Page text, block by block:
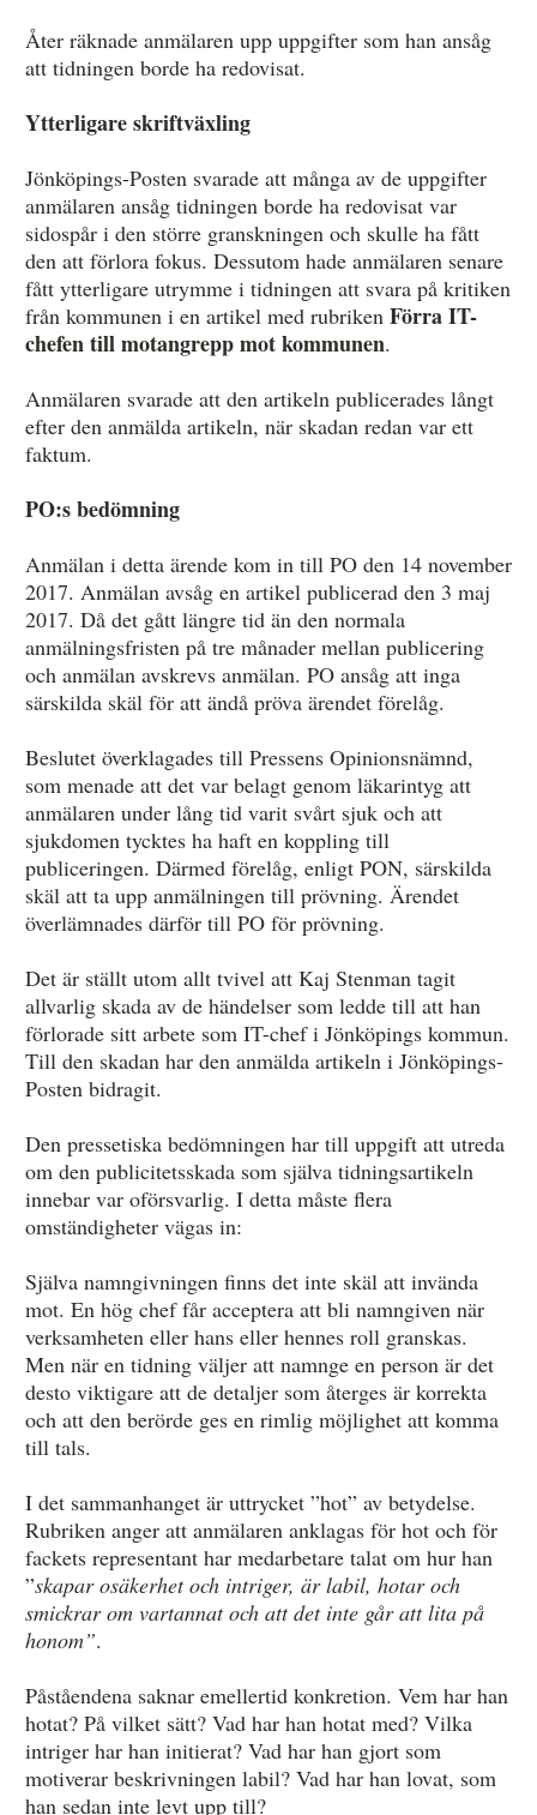
Åter räknade anmälaren upp uppgifter som han ansåg
att tidningen borde ha redovisat.
Ytterligare skriftväxling
Jönköpings-Posten svarade att många av de uppgifter
anmälaren ansåg tidningen borde ha redovisat var
sidospår i den större granskningen och skulle ha fått
den att förlora fokus. Dessutom hade anmälaren senare
fått ytterligare utrymme i tidningen att svara på kritiken
från kommunen i en artikel med rubriken Förra IT-
chefen till motangrepp mot kommunen.
Anmälaren svarade att den artikeln publicerades långt
efter den anmälda artikeln, när skadan redan var ett
faktum.
PO:s bedömning
Anmälan i detta ärende kom in till PO den 14 november
2017. Anmälan avsåg en artikel publicerad den 3 maj
2017. Då det gått längre tid än den normala
anmälningsfristen på tre månader mellan publicering
och anmälan avskrevs anmälan. PO ansåg att inga
särskilda skäl för att ändå pröva ärendet förelåg.
Beslutet överklagades till Pressens Opinionsnämnd,
som menade att det var belagt genom läkarintyg att
anmälaren under lång tid varit svårt sjuk och att
sjukdomen tycktes ha haft en koppling till
publiceringen. Därmed förelåg, enligt PON, särskilda
skäl att ta upp anmälningen till prövning. Ärendet
överlämnades därför till PO för prövning.
Det är ställt utom allt tvivel att Kaj Stenman tagit
allvarlig skada av de händelser som ledde till att han
förlorade sitt arbete som IT-chef i Jönköpings kommun.
Till den skadan har den anmälda artikeln i Jönköpings-
Posten bidragit.
Den pressetiska bedömningen har till uppgift att utreda
om den publicitetsskada som själva tidningsartikeln
innebar var oförsvarlig. I detta måste flera
omständigheter vägas in:
Själva namngivningen finns det inte skäl att invända
mot. En hög chef får acceptera att bli namngiven när
verksamheten eller hans eller hennes roll granskas.
Men när en tidning väljer att namnge en person är det
desto viktigare att de detaljer som återges är korrekta
och att den berörde ges en rimlig möjlighet att komma
till tals.
I det sammanhanget är uttrycket ”hot” av betydelse.
Rubriken anger att anmälaren anklagas för hot och för
fackets representant har medarbetare talat om hur han
”skapar osäkerhet och intriger, är labil, hotar och
smickrar om vartannat och att det inte går att lita på
honom”.
Påståendena saknar emellertid konkretion. Vem har han
hotat? På vilket sätt? Vad har han hotat med? Vilka
intriger har han initierat? Vad har han gjort som
motiverar beskrivningen labil? Vad har han lovat, som
han sedan inte levt upp till?